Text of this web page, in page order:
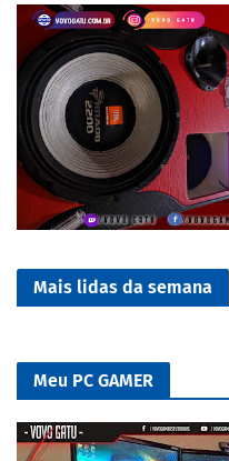
Mais lidas da semana
Meu PC GAMER